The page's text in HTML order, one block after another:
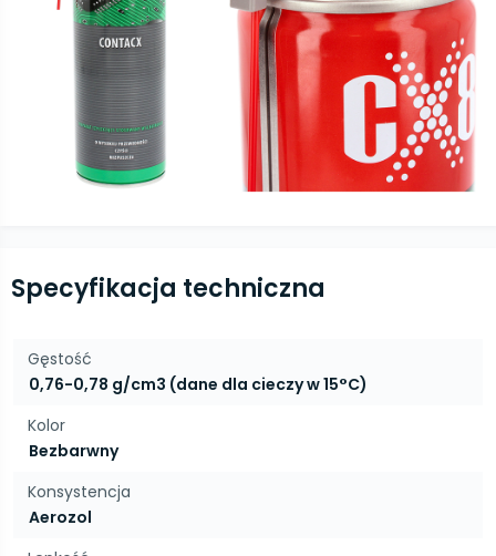
Specyfikacja techniczna
Gęstość
0,76-0,78 g/cm3 (dane dla cieczy w 15°C)
Kolor
Bezbarwny
Konsystencja
Aerozol